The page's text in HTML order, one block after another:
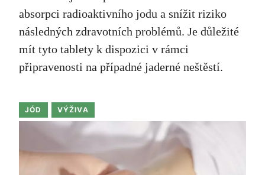
absorpci radioaktivního jodu a snížit riziko
následných zdravotních problémů. Je důležité
mít tyto tablety k dispozici v rámci
připravenosti na případné jaderné neštěstí.
JÓD VÝŽIVA